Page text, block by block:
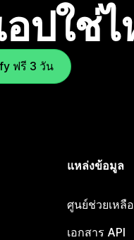
ปใช่
ฟรี 3 วัน
แหล่งข้อมูล
ศูนย์ช่วยเหลื
เอกสาร API